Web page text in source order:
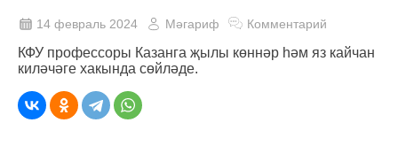
14 февраль 2024 Мәгариф Комментарий
КФУ профессоры Казанга җылы көннәр һәм яз кайчан
киләчәге хакында сөйләде.